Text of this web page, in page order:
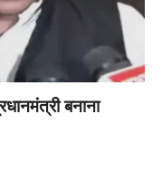
बनाना